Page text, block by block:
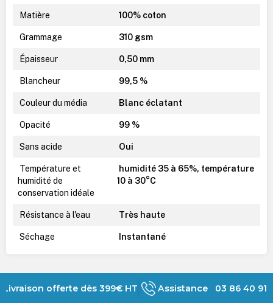
Matière 100% coton
Grammage 310 gsm
Épaisseur 0,50 mm
Blancheur 99,5 %
Couleur du média Blanc éclatant
Opacité 99 %
Sans acide Oui
Température et
humidité de
conservation idéale
humidité 35 à 65%, température
10 à 30°C
Résistance à l'eau Très haute
Séchage Instantané
Livraison offerte dès 399€ HT Assistance 03 86 40 91